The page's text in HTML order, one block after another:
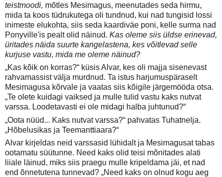
teistmoodi, mõtles Mesimagus, meenutades seda hirmu,
mida ta koos tüdrukutega oli tundnud, kui nad tungisid lossi
inimeste elukohta, siis seda kaardiväe poni, kelle surma nad
Ponyville'is pealt olid näinud. Kas oleme siis üldse erinevad,
üritades näida suurte kangelastena, kes võitlevad selle
kurjuse vastu, mida me oleme näinud?
„Kas kõik on korras?“ küsis Alvar, kes oli majja sisenevast
rahvamassist välja murdnud. Ta istus harjumuspäraselt
Mesimagusa kõrvale ja vaatas siis kõigile järgemööda otsa.
„Te olete kuidagi vaiksed ja mulle tulid vastu kaks nutvat
varssa. Loodetavasti ei ole midagi halba juhtunud?“
„Oota nüüd... Kaks nutvat varssa?“ pahvatas Tuhatnelja.
„Hõbelusikas ja Teemanttiaara?“
Alvar kirjeldas neid varssasid lühidalt ja Mesimagusat tabas
ootamatu süütunne. Need kaks olid teisi mõnitades alati
liiale läinud, miks siis praegu mulle kripeldama jäi, et nad
end õnnetutena tunnevad? „Need kaks on olnud kogu aeg